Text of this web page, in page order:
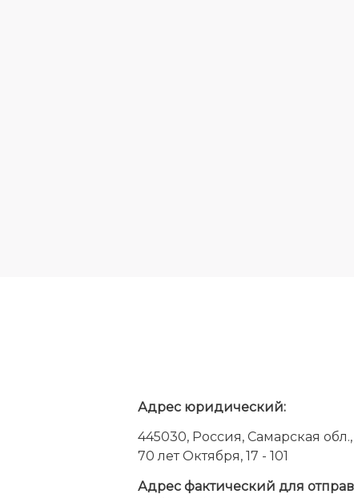
Адрес юридический:
445030, Россия, Самарская обл.,
70 лет Октября, 17 - 101
Адрес фактический для